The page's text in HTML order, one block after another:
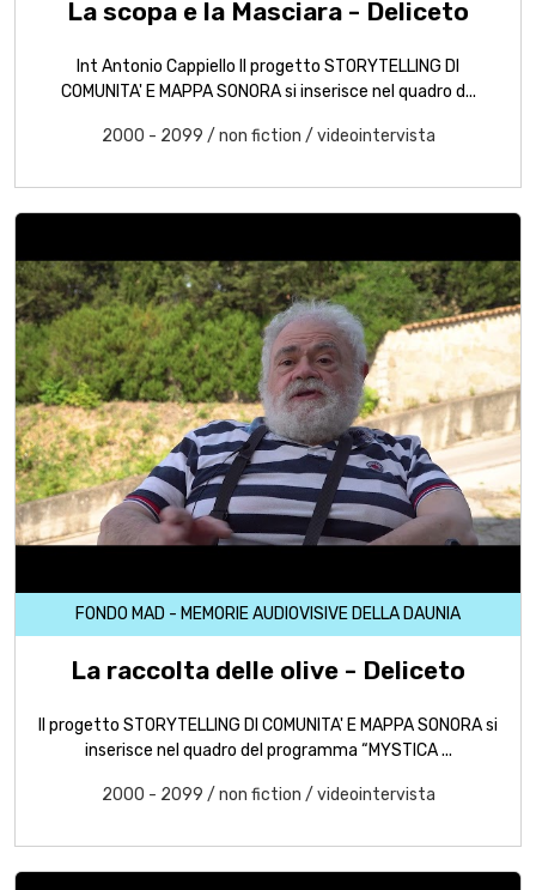
La scopa e la Masciara - Deliceto
Int Antonio Cappiello Il progetto STORYTELLING DI
COMUNITA' E MAPPA SONORA si inserisce nel quadro d...
2000 - 2099 / non fiction / videointervista
FONDO MAD - MEMORIE AUDIOVISIVE DELLA DAUNIA
La raccolta delle olive - Deliceto
Il progetto STORYTELLING DI COMUNITA' E MAPPA SONORA si
inserisce nel quadro del programma “MYSTICA ...
2000 - 2099 / non fiction / videointervista